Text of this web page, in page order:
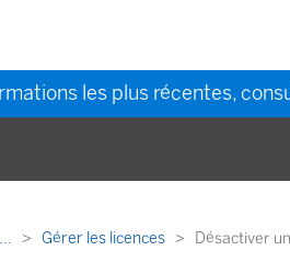
les plus récentes,
... Gérer les licences Désactiver